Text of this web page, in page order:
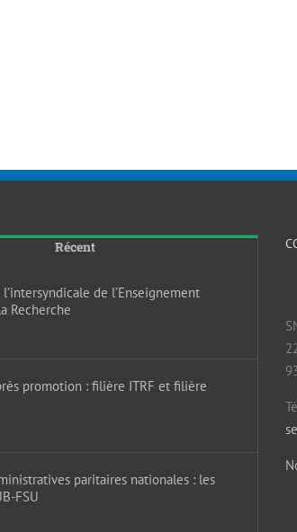
Récent
de l’Enseignement
Recherche
promotion : filière ITRF et filière
paritaires nationales : les
FSU